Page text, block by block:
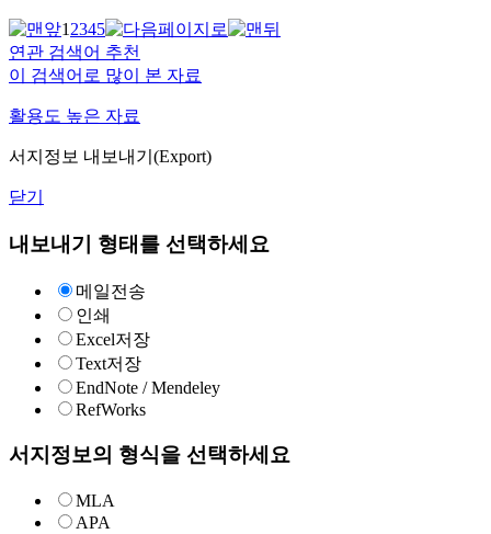
12345
연관 검색어 추천
이 검색어로 많이 본 자료
활용도 높은 자료
서지정보 내보내기(Export)
닫기
내보내기 형태를 선택하세요
메일전송
인쇄
Excel저장
Text저장
EndNote / Mendeley
RefWorks
서지정보의 형식을 선택하세요
MLA
APA